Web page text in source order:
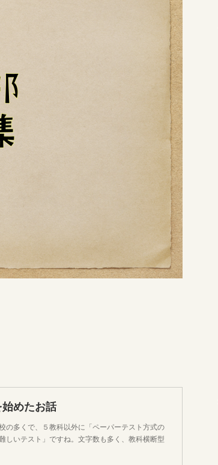
めたお話
の多くで、５教科以外に「ペーパーテスト方式の
しいテスト」ですね。文字数も多く、教科横断型